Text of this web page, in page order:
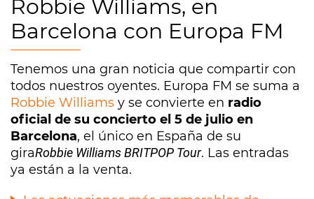
Robbie Williams, en
Barcelona con Europa FM
Tenemos una gran noticia que compartir con
todos nuestros oyentes. Europa FM se suma a
Robbie Williams y se convierte en radio
oficial de su concierto el 5 de julio en
Barcelona, el único en España de su
giraRobbie Williams BRITPOP Tour. Las entradas
ya están a la venta.